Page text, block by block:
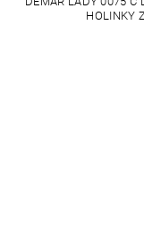
HOLINKY